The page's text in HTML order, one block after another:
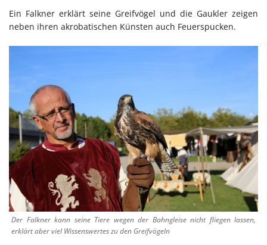
Ein Falkner erklärt seine Greifvögel und die Gaukler zeigen
neben ihren akrobatischen Künsten auch Feuerspucken.
Der Falkner kann seine Tiere wegen der Bahngleise nicht fliegen lassen,
erklärt aber viel Wissenswertes zu den Greifvögeln